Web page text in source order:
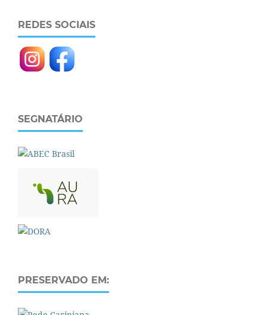
REDES SOCIAIS
SEGNATÁRIO
PRESERVADO EM: